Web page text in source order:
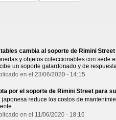
cambia al soporte de Rimini
y objetos coleccionables con sede
un soporte galardonado y de
en el 23/06/2020 - 14:15
por el soporte de Rimini Street para
japonesa reduce los costos de
en el 11/06/2020 - 18:16